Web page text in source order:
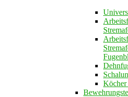
Köcher